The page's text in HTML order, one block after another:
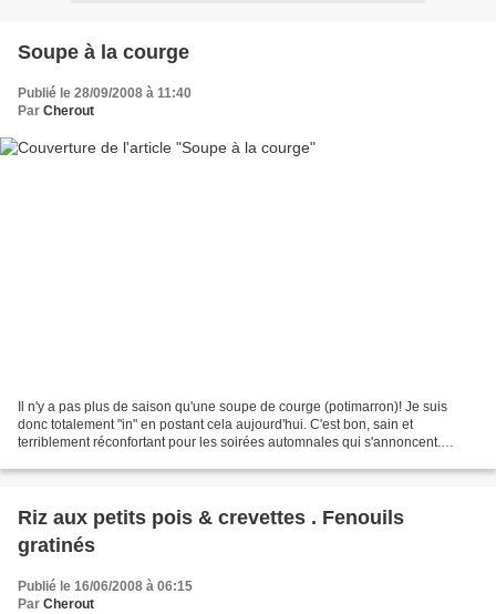
Soupe à la courge
Publié le 28/09/2008 à 11:40
Par Cherout
Il n'y a pas plus de saison qu'une soupe de courge (potimarron)! Je suis
donc totalement "in" en postant cela aujourd'hui. C'est bon, sain et
terriblement réconfortant pour les soirées automnales qui s'annoncent.
Riz aux petits pois & crevettes . Fenouils
gratinés
Publié le 16/06/2008 à 06:15
Par Cherout